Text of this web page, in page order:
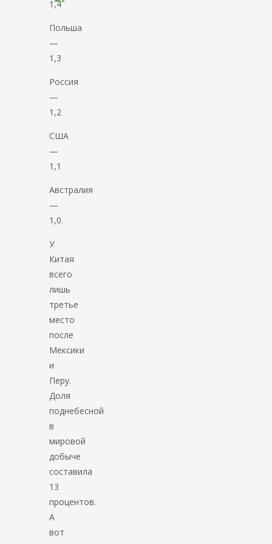
1,4
Польша
—
1,3
Россия
—
1,2
США
—
1,1
Австралия
—
1,0.
У
Китая
всего
лишь
третье
место
после
Мексики
и
Перу.
Доля
поднебесной
в
мировой
добыче
составила
13
процентов.
А
вот